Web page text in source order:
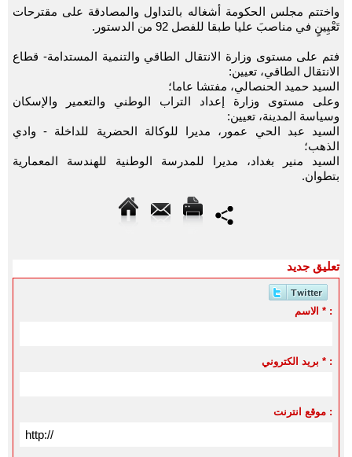
واختتم مجلس الحكومة أشغاله بالتداول والمصادقة على مقترحات
تَعْيِينٍ في مناصبَ عليا طبقا للفصل 92 من الدستور.
فتم على مستوى وزارة الانتقال الطاقي والتنمية المستدامة- قطاع
الانتقال الطاقي، تعيين:
السيد حميد الحنصالي، مفتشا عاما؛
وعلى مستوى وزارة إعداد التراب الوطني والتعمير والإسكان
وسياسة المدينة، تعيين:
السيد عبد الحي عمور، مديرا للوكالة الحضرية للداخلة - وادي
الذهب؛
السيد منير بغداد، مديرا للمدرسة الوطنية للهندسة المعمارية
بتطوان.
تعليق جديد
الاسم * :
بريد الكتروني * :
موقع انترنت :